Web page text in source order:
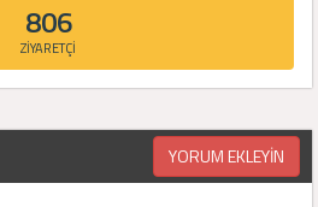
806
ZİYARETÇİ
YORUM EKLEYİN